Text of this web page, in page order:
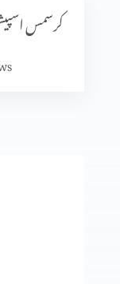
کرسمس
کرسمس